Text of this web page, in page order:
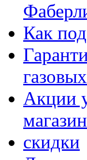
Как
Акции
скидки